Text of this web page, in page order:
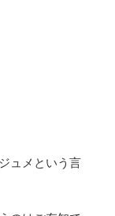
ュメという言